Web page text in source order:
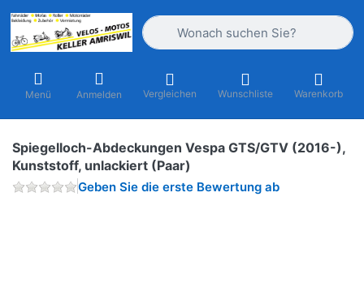
Geben Sie einen Suchbegriff ein.
Menü Anmelden Vergleichen Wunschliste Warenkorb
Spiegelloch-Abdeckungen Vespa GTS/GTV (2016-),
Kunststoff, unlackiert (Paar)
Geben Sie die erste Bewertung ab